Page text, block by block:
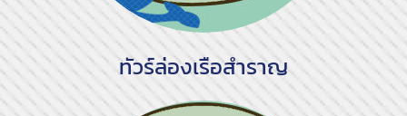
ทัวร์ล่องเรือสำราญ